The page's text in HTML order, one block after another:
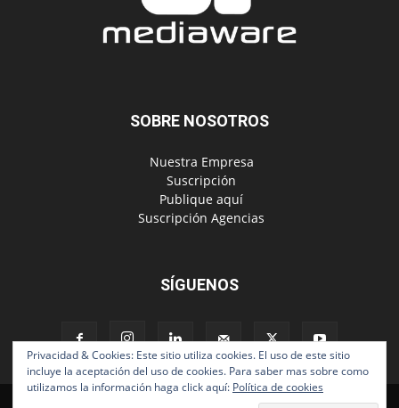
SOBRE NOSOTROS
‎ Nuestra Empresa
‎ Suscripción
‎ Publique aquí
‎ Suscripción Agencias
SÍGUENOS
Privacidad & Cookies: Este sitio utiliza cookies. El uso de este sitio
incluye la aceptación del uso de cookies. Para saber mas sobre como
utilizamos la información haga click aquí: Política de cookies